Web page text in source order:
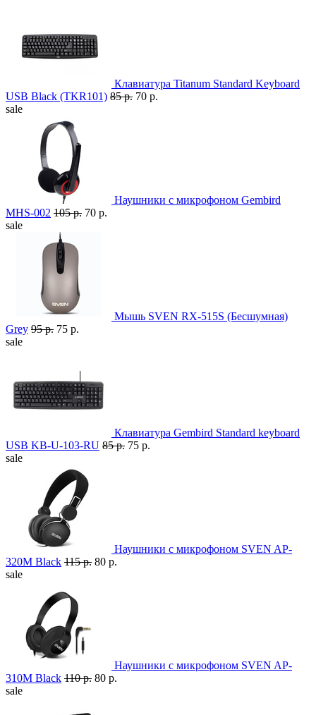
Клавиатура Titanum Standard Keyboard
USB Black (TKR101) 85 р. 70 р.
sale
Наушники с микрофоном Gembird
MHS-002 105 р. 70 р.
sale
Мышь SVEN RX-515S (Бесшумная)
Grey 95 р. 75 р.
sale
Клавиатура Gembird Standard keyboard
USB KB-U-103-RU 85 р. 75 р.
sale
Наушники с микрофоном SVEN AP-
320M Black 115 р. 80 р.
sale
Наушники с микрофоном SVEN AP-
310M Black 110 р. 80 р.
sale